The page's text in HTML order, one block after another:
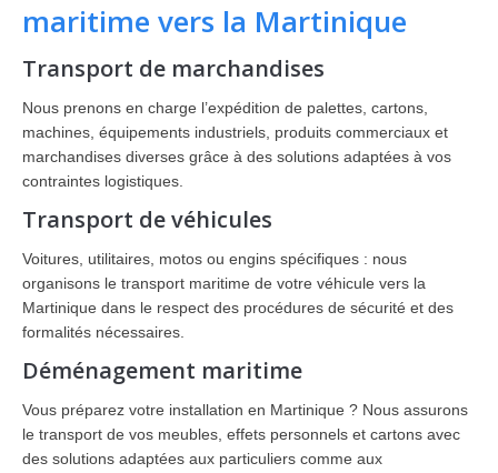
maritime vers la Martinique
Transport de marchandises
Nous prenons en charge l’expédition de palettes, cartons,
machines, équipements industriels, produits commerciaux et
marchandises diverses grâce à des solutions adaptées à vos
contraintes logistiques.
Transport de véhicules
Voitures, utilitaires, motos ou engins spécifiques : nous
organisons le transport maritime de votre véhicule vers la
Martinique dans le respect des procédures de sécurité et des
formalités nécessaires.
Déménagement maritime
Vous préparez votre installation en Martinique ? Nous assurons
le transport de vos meubles, effets personnels et cartons avec
des solutions adaptées aux particuliers comme aux